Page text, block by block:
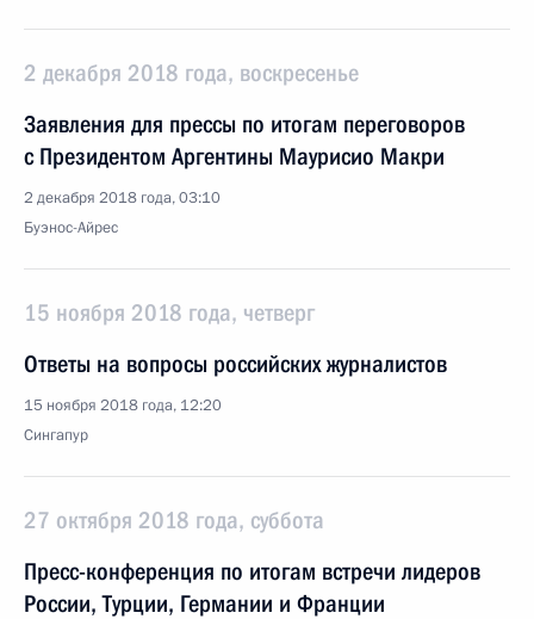
2 декабря 2018 года, воскресенье
Заявления для прессы по итогам переговоров
с Президентом Аргентины Маурисио Макри
2 декабря 2018 года, 03:10
Буэнос-Айрес
15 ноября 2018 года, четверг
Ответы на вопросы российских журналистов
15 ноября 2018 года, 12:20
Сингапур
27 октября 2018 года, суббота
Пресс-конференция по итогам встречи лидеров
России, Турции, Германии и Франции